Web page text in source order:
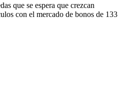
que se espera que crezcan
con el mercado de bonos de 133